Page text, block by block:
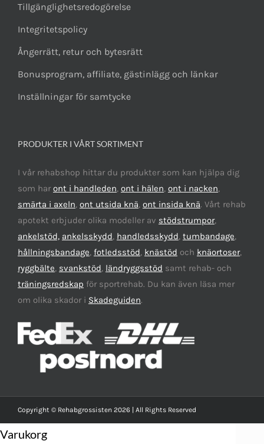
Tillgänglighetsredogörelse
Integritetspolicy
Ångerrätt, retur och bytesrätt
Bonusprogram, affiliate, gästinlägg och länkar
Inställningar för samtycke
PRODUKTER I VÅRT SORTIMENT
I vår rehabshop hittar du produkter som kan hjälpa dig
som haront i handleden, ont i hälen, ont i nacken,
smärta i axeln, ont utsida knä, ont insida knä. Vårt rehab
apotekt erbjuder olika modeller av stödstrumpor,
ankelstöd, ankelsskydd, handledsskydd, tumbandage,
hållningsbandage, fotledsstöd, knästöd och knäortoser,
ryggbälte, svankstöd, ländryggsstöd samt rehab- och
träningsredskap för sportrehab. Du kan även läsa mer
om olika skador i Skadeguiden.
Copyright © Rehabgrossisten 2026 | All Rights Reserved
Varukorg